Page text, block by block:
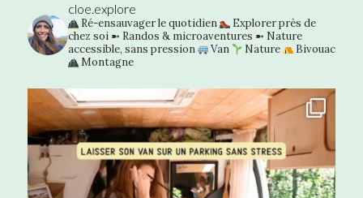
cloe.explore
Ré-ensauvager le quotidien
Explorer près de
chez soi➼ Randos & microaventures ➼ Nature
accessible, sans pression
Van Nature
Bivouac
Montagne